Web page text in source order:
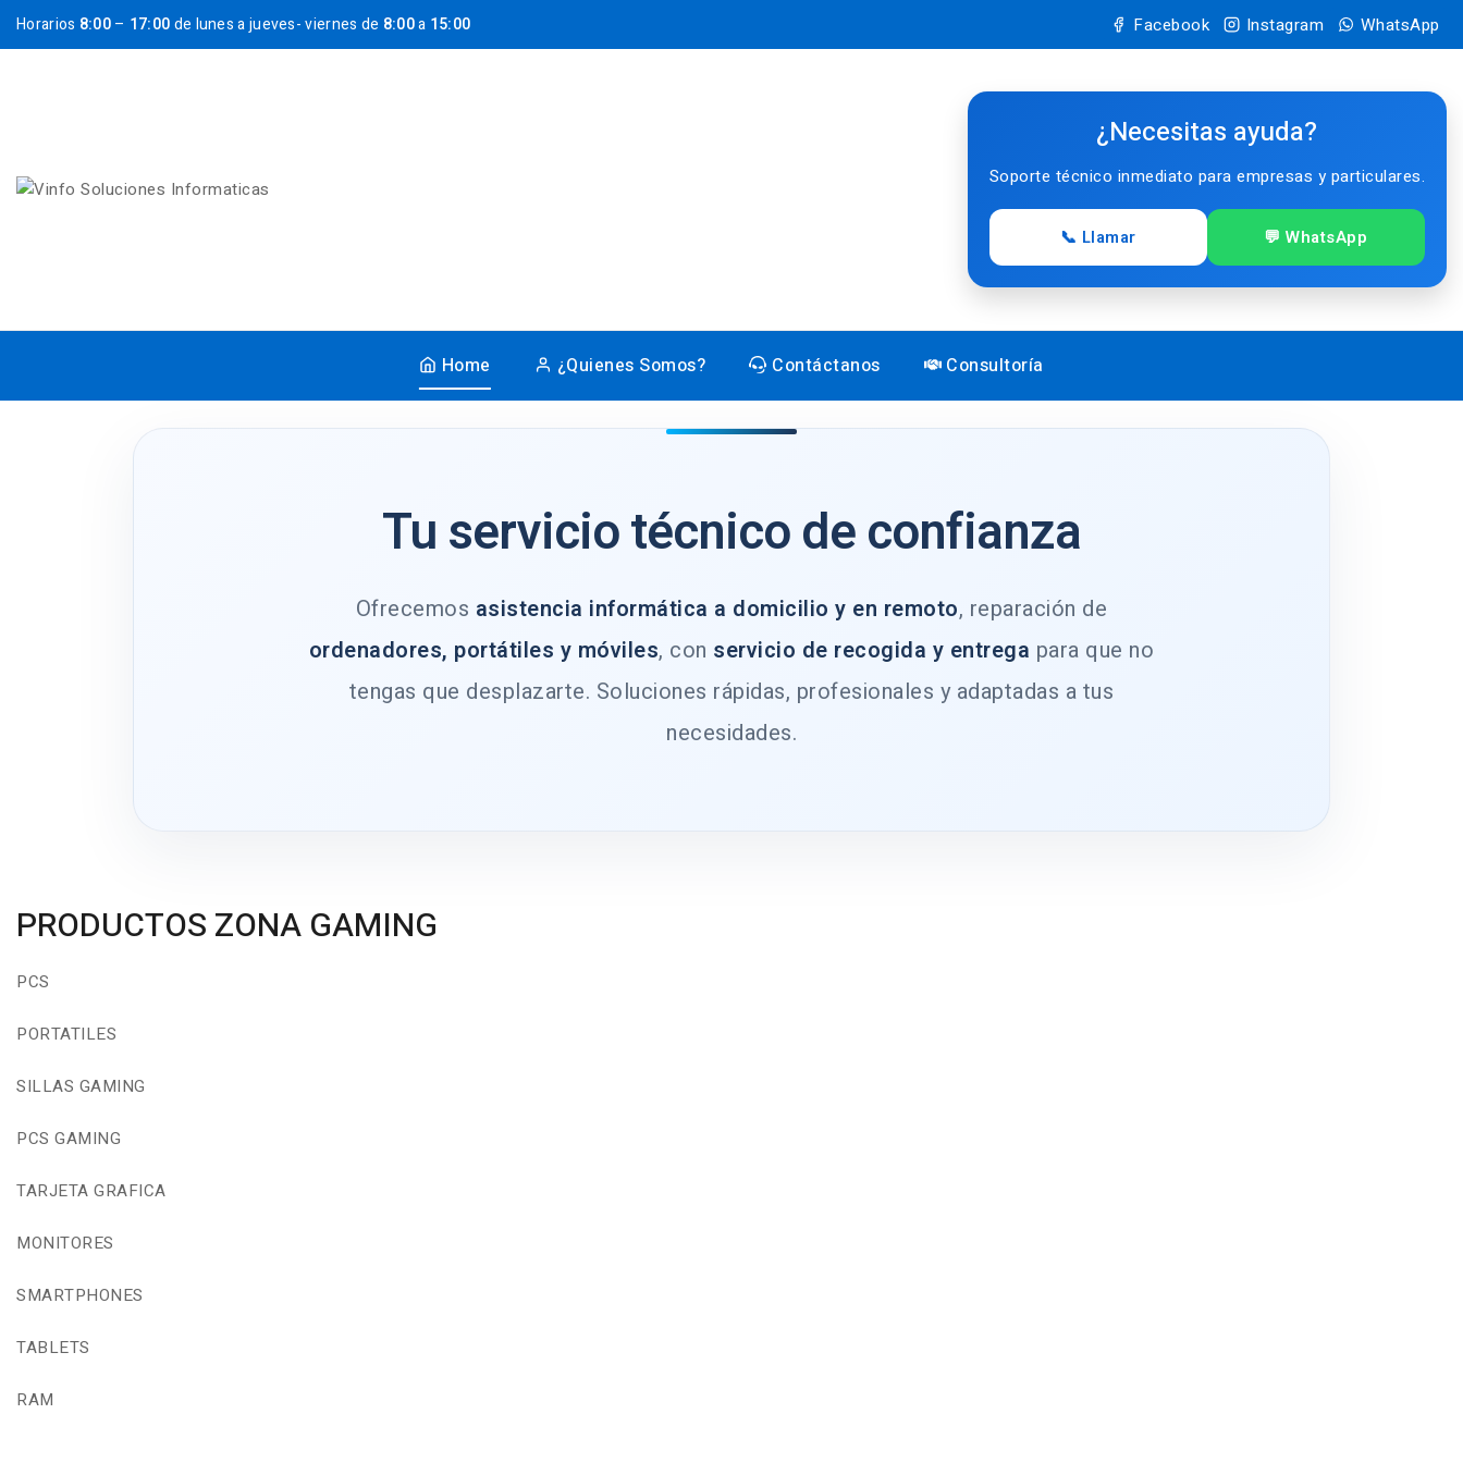
Horarios 8:00– 17:00de lunes a jueves- viernes de 8:00a 15:00 Facebook Instagram WhatsApp
¿Necesitas ayuda?
Soporte técnico inmediato para empresas y particulares.
📞 Llamar 💬 WhatsApp
Home ¿Quienes Somos? Contáctanos Consultoría
Tu servicio técnico de confianza
Ofrecemos asistencia informática a domicilio y en remoto, reparación de
ordenadores, portátiles y móviles, con servicio de recogida y entrega para que no
tengas que desplazarte. Soluciones rápidas, profesionales y adaptadas a tus
necesidades.
PRODUCTOS ZONA GAMING
PCS
PORTATILES
SILLAS GAMING
PCS GAMING
TARJETA GRAFICA
MONITORES
SMARTPHONES
TABLETS
RAM